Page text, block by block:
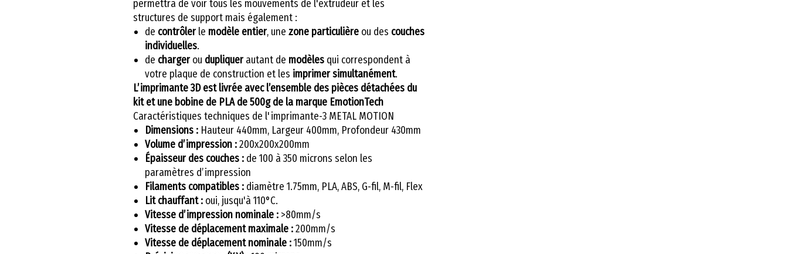
permettra de voir tous les mouvements de l'extrudeur et les
structures de support mais également :
de contrôlerle modèle entier, une zone particulière ou des couches
individuelles.
de chargerou dupliquerautant de modèles qui correspondent à
votre plaque de construction et les imprimer simultanément.
L’imprimante 3D est livrée avec l’ensemble des pièces détachées du
kit et une bobine de PLA de 500g de la marque EmotionTech
Caractéristiques techniques de l'imprimante-3 METAL MOTION
Dimensions : Hauteur 440mm, Largeur 400mm, Profondeur 430mm
Volume d’impression :200x200x200mm
Épaisseur des couches : de 100 à 350 microns selon les
paramètres d’impression
Filaments compatibles : diamètre 1.75mm, PLA, ABS, G-fil, M-fil, Flex
Lit chauffant : oui, jusqu'à 110°C.
Vitesse d’impression nominale : >80mm/s
Vitesse de déplacement maximale :200mm/s
Vitesse de déplacement nominale :150mm/s